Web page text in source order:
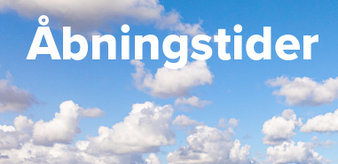
Åbningstider